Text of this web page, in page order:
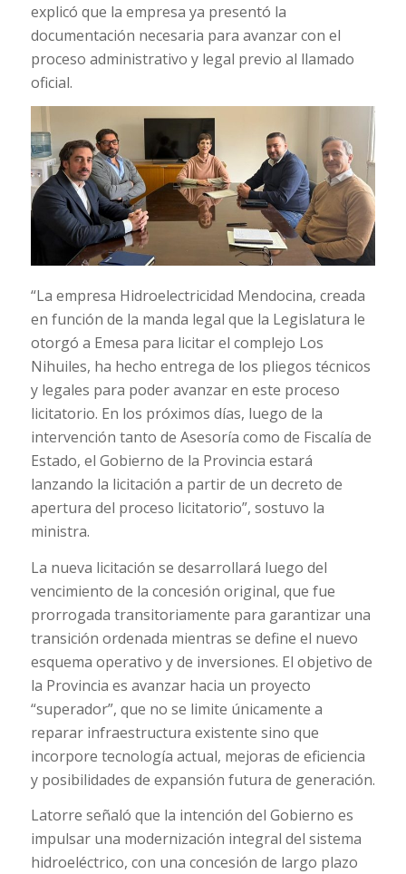
explicó que la empresa ya presentó la
documentación necesaria para avanzar con el
proceso administrativo y legal previo al llamado
oficial.
“La empresa Hidroelectricidad Mendocina, creada
en función de la manda legal que la Legislatura le
otorgó a Emesa para licitar el complejo Los
Nihuiles, ha hecho entrega de los pliegos técnicos
y legales para poder avanzar en este proceso
licitatorio. En los próximos días, luego de la
intervención tanto de Asesoría como de Fiscalía de
Estado, el Gobierno de la Provincia estará
lanzando la licitación a partir de un decreto de
apertura del proceso licitatorio”, sostuvo la
ministra.
La nueva licitación se desarrollará luego del
vencimiento de la concesión original, que fue
prorrogada transitoriamente para garantizar una
transición ordenada mientras se define el nuevo
esquema operativo y de inversiones. El objetivo de
la Provincia es avanzar hacia un proyecto
“superador”, que no se limite únicamente a
reparar infraestructura existente sino que
incorpore tecnología actual, mejoras de eficiencia
y posibilidades de expansión futura de generación.
Latorre señaló que la intención del Gobierno es
impulsar una modernización integral del sistema
hidroeléctrico, con una concesión de largo plazo